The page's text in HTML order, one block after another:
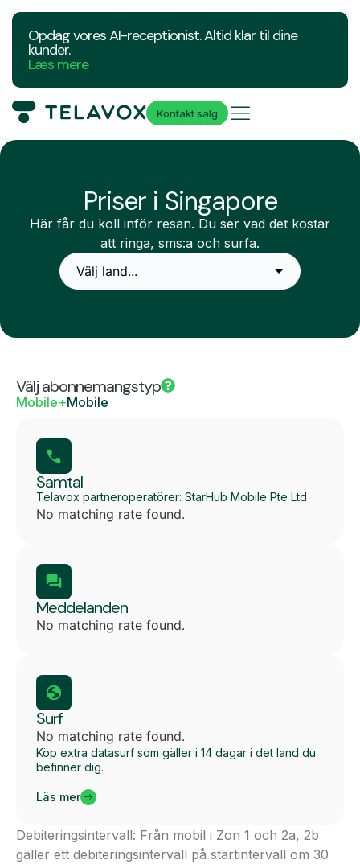
Opdag vores AI-receptionist. Altid klar til dine
kunder.
Læs mere
Kontakt salg
Priser i Singapore
Här får du koll inför resan. Du ser vad det kostar
att ringa, sms:a och surfa.
Välj abonnemangstyp
Mobile+Mobile
Samtal
Telavox partneroperatörer: StarHub Mobile Pte Ltd
No matching rate found.
Meddelanden
No matching rate found.
Surf
No matching rate found.
Köp extra datasurf som gäller i 14 dagar i det land du
befinner dig.
Läs mer
Debiteringsintervall: Från mobil i Zon 1 och 2a, 2b
gäller ett debiteringsintervall på startintervall om 30